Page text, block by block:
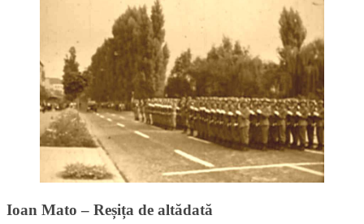
Ioan Mato – Reșița de altădată